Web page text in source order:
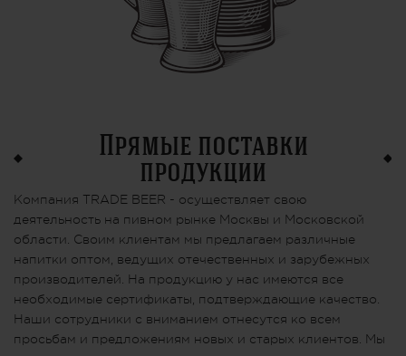
Прямые поставки
продукции
Компания TRADE BEER - осуществляет свою
деятельность на пивном рынке Москвы и Московской
области. Своим клиентам мы предлагаем различные
напитки оптом, ведущих отечественных и зарубежных
производителей. На продукцию у нас имеются все
необходимые сертификаты, подтверждающие качество.
Наши сотрудники с вниманием отнесутся ко всем
просьбам и предложениям новых и старых клиентов. Мы